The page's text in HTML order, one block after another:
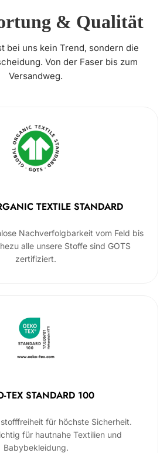
& Qualität
bei uns kein Trend, sondern die
Von der Faser bis zum
Versandweg.
TEXTILE STANDARD
Nachverfolgbarkeit vom Feld bis
alle unsere Stoffe sind GOTS
zertifiziert.
TEX STANDARD 100
für höchste Sicherheit.
für hautnahe Textilien und
Babybekleidung.